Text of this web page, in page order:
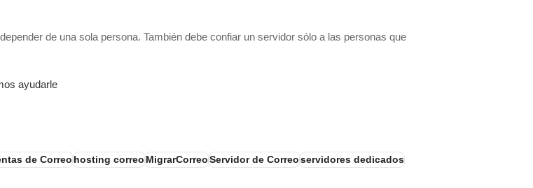
de una sola persona. También debe confiar un servidor sólo a las personas que
ayudarle
de Correo hosting correo MigrarCorreo Servidor de Correo servidores dedicados